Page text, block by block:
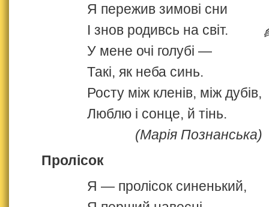
Я пережив зимові сни
І знов родивсь на світ.
У мене очі голубі —
Такі, як неба синь.
Росту між кленів, між дубів,
Люблю і сонце, й тінь.
(Марія Познанська)
Пролісок
Я — пролісок синенький,